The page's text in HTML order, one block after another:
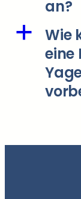
an?
a
Wie
eine